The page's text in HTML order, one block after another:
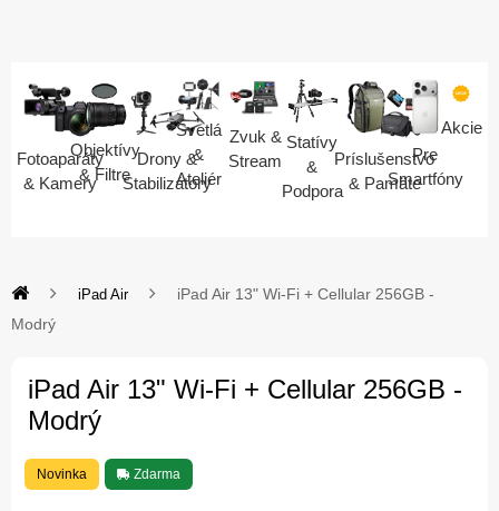
Fotoaparáty
& Kamery
Objektívy
& Filtre
Drony &
Stabilizátory
Svetlá
&
Ateliér
Zvuk &
Stream
Statívy
&
Podpora
Príslušenstvo
& Pamäte
Pre
Smartfóny
Akcie
iPad Air
iPad Air 13" Wi-Fi + Cellular 256GB -
Modrý
iPad Air 13" Wi-Fi + Cellular 256GB -
Modrý
Novinka Zdarma